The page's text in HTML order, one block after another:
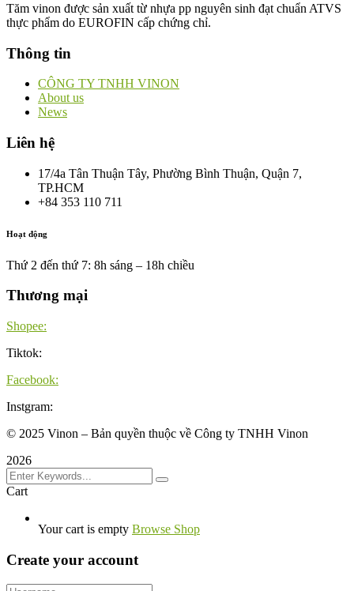
Tăm vinon được sản xuất từ nhựa pp nguyên sinh đạt chuẩn ATVS
thực phẩm do EUROFIN cấp chứng chỉ.
Thông tin
CÔNG TY TNHH VINON
About us
News
Liên hệ
17/4a Tân Thuận Tây, Phường Bình Thuận, Quận 7,
TP.HCM
+84 353 110 711
Hoạt động
Thứ 2 đến thứ 7: 8h sáng – 18h chiều
Thương mại
Shopee:
Tiktok:
Facebook:
Instgram:
© 2025 Vinon – Bản quyền thuộc về Công ty TNHH Vinon
2026
Cart
Your cart is empty Browse Shop
Create your account